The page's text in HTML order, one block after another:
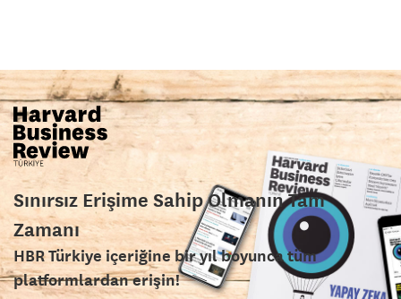
Sınırsız Erişime Sahip Olmanın Tam
Zamanı
HBR Türkiye içeriğine bir yıl boyunca tüm
platformlardan erişin!